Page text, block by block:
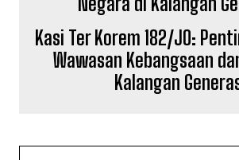
Kasi Ter Korem 182/JO:
Wawasan Kebangsaan
Kalangan